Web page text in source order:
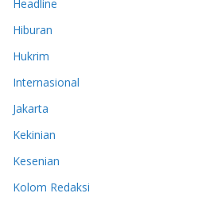
Headline
Hiburan
Hukrim
Internasional
Jakarta
Kekinian
Kesenian
Kolom Redaksi